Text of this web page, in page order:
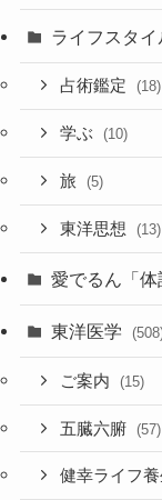
ライフスタイ
占術鑑定 (18)
学ぶ (10)
旅 (5)
東洋思想 (13)
愛でるん「体
東洋医学
ご案内 (15)
五臓六腑 (57)
健幸ライフ